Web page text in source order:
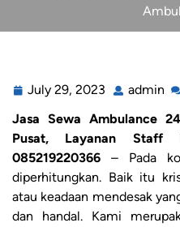
July 29, 2023 admin
Jasa Sewa Ambulance
Pusat, Layanan Staff
085219220366 – Pada
diperhitungkan. Baik itu
atau keadaan mendesak
dan handal. Kami